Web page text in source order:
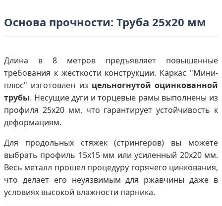
Основа прочности: Труба 25х20 мм
Длина в 8 метров предъявляет повышенные
требования к жесткости конструкции. Каркас "Мини-
плюс" изготовлен из цельногнутой оцинкованной
трубы. Несущие дуги и торцевые рамы выполнены из
профиля 25х20 мм, что гарантирует устойчивость к
деформациям.
Для продольных стяжек (стрингеров) вы можете
выбрать профиль 15х15 мм или усиленный 20х20 мм.
Весь металл прошел процедуру горячего цинкования,
что делает его неуязвимым для ржавчины даже в
условиях высокой влажности парника.